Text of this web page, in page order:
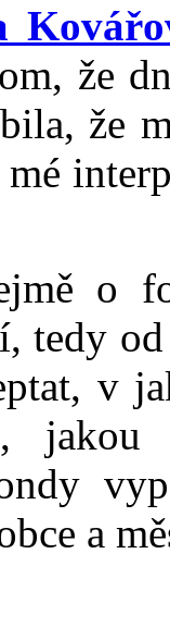
že
že
o
tedy
v
a